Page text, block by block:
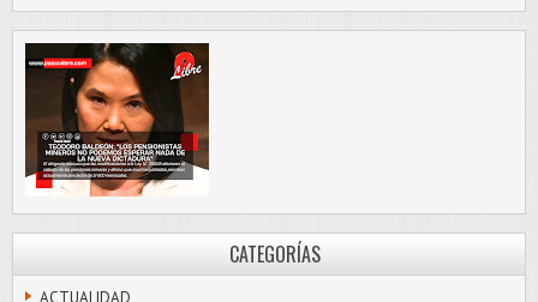
CATEGORÍAS
ACTUALIDAD